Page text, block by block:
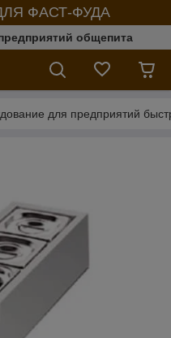
ФАСТ-ФУДА
общепита
для предприятий